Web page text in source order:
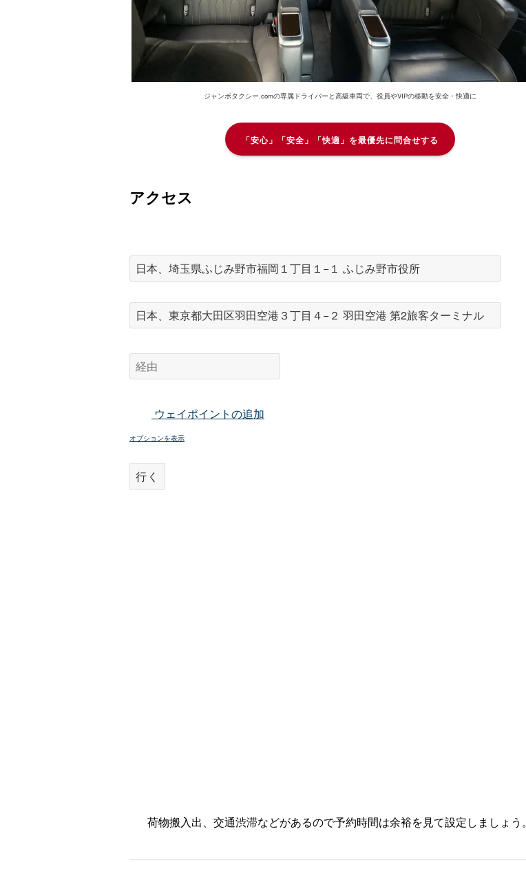
ジャンボタクシー.comの専属ドライバーと高級車両で、役員やVIPの移動を安全・快適に
「安心」「安全」「快適」を最優先に問合せする
アクセス
ウェイポイントの追加
オプションを表示
荷物搬入出、交通渋滞などがあるので予約時間は余裕を見て設定しましょう。